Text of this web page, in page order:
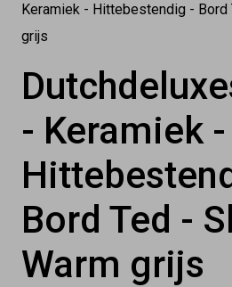
Keramiek - Hittebestendig - Bord
grijs
- Keramiek -
Bord Ted -
Warm grijs